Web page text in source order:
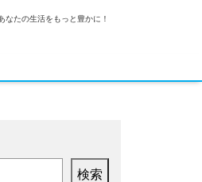
たの生活をもっと豊かに！
検索